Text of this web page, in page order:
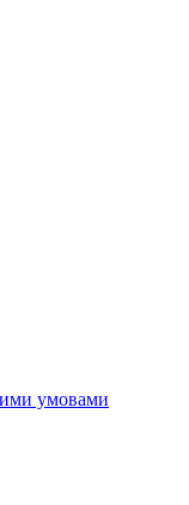
умовами